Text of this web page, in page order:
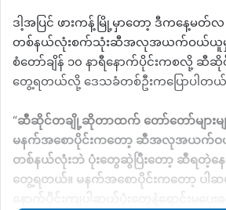
ဒါ့အပြင် ဖားကန့်မြို့မှာတော့ ဒီကနေ့မတ်
တစ်နယ်လုံးစက်သုံးဆီအလုအယက်ဝယ်ယူမှုတွေ
စံတော်ချိန် ၁၀ နာရီနောက်ပိုင်းကစလို့ ဆီဆို
တွေ့ရတယ်လို့ ဒေသခံတစ်ဦးကပြောပါတယ်
“ဆီဆိုင်တချို့ဆိုတာထက် တော်တော်များမျ
မနက်အစောပိုင်းကတော့ ဆီအလုအယက်ဝ
တစ်နယ်လုံးဘဲ ပုံးတွေဆွဲပြီးတော့ ဆီရတဲ့န
တွေ့ရတယ်။ မနက်အစောပိုင်းကတော့ ပါ